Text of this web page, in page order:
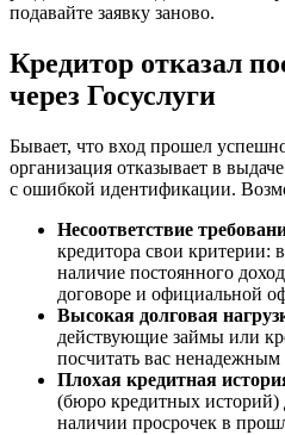
подавайте заявку заново.
Кредитор отказал
через Госуслуги
Бывает, что вход прошел
организация отказывает в
с ошибкой идентификации.
Несоответствие
кредитора свои критерии:
наличие постоянного
договоре и официальной
Высокая долговая
действующие займы или
посчитать вас
Плохая кредитная
(бюро кредитных
наличии просрочек в